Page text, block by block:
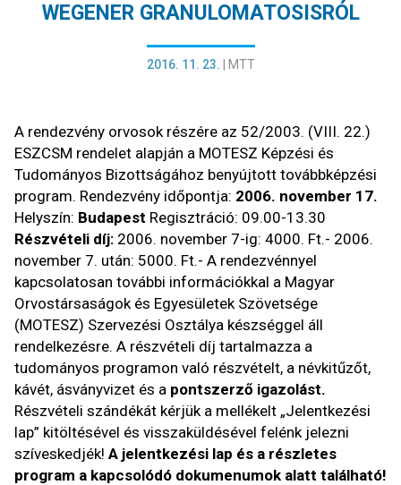
WEGENER GRANULOMATOSISRÓL
2016. 11. 23. MTT
A rendezvény orvosok részére az 52/2003. (VIII. 22.)
ESZCSM rendelet alapján a MOTESZ Képzési és
Tudományos Bizottságához benyújtott továbbképzési
program. Rendezvény időpontja: 2006. november 17.
Helyszín: Budapest Regisztráció: 09.00-13.30
Részvételi díj: 2006. november 7-ig: 4000. Ft.- 2006.
november 7. után: 5000. Ft.- A rendezvénnyel
kapcsolatosan további információkkal a Magyar
Orvostársaságok és Egyesületek Szövetsége
(MOTESZ) Szervezési Osztálya készséggel áll
rendelkezésre. A részvételi díj tartalmazza a
tudományos programon való részvételt, a névkitűzőt,
kávét, ásványvizet és a pontszerző igazolást.
Részvételi szándékát kérjük a mellékelt „Jelentkezési
lap” kitöltésével és visszaküldésével felénk jelezni
szíveskedjék! A jelentkezési lap és a részletes
program a kapcsolódó dokumenumok alatt található!